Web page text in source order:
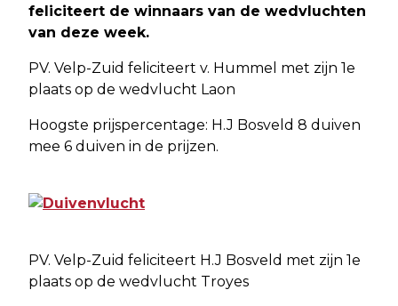
feliciteert de winnaars van de wedvluchten
van deze week.
PV. Velp-Zuid feliciteert v. Hummel met zijn 1e
plaats op de wedvlucht Laon
Hoogste prijspercentage: H.J Bosveld 8 duiven
mee 6 duiven in de prijzen.
PV. Velp-Zuid feliciteert H.J Bosveld met zijn 1e
plaats op de wedvlucht Troyes